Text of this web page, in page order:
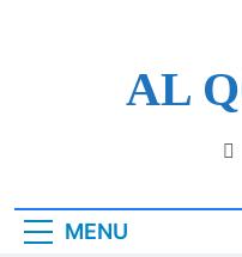
AL
Yayasan Al
MENU